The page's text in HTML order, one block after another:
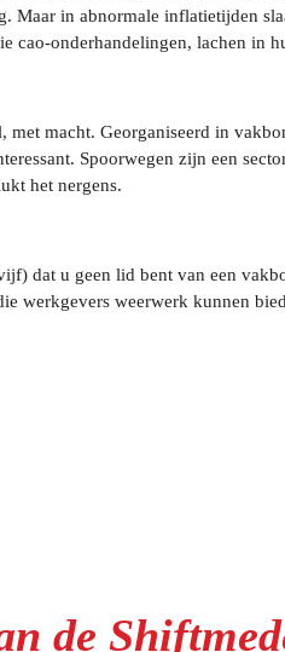
Maar in abnormale inflatietijden
cao-onderhandelingen, lachen in
met macht. Georganiseerd in
Spoorwegen zijn een
het nergens.
dat u geen lid bent van een
werkgevers weerwerk kunnen
de